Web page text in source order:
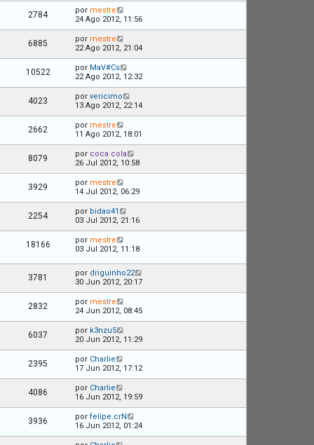
2784 por mestre
24 Ago 2012, 11:56
6885 por mestre
22 Ago 2012, 21:04
10522 por MaV#Cs
22 Ago 2012, 12:32
4023 por vericimo
13 Ago 2012, 22:14
2662 por mestre
11 Ago 2012, 18:01
8079 por coca cola
26 Jul 2012, 10:58
3929 por mestre
14 Jul 2012, 06:29
2254 por bidao41
03 Jul 2012, 21:16
18166 por mestre
03 Jul 2012, 11:18
3781 por driguinho22
30 Jun 2012, 20:17
2832 por mestre
24 Jun 2012, 08:45
6037 por k3nzu5
20 Jun 2012, 11:29
2395 por Charlie
17 Jun 2012, 17:12
4086 por Charlie
16 Jun 2012, 19:59
3936 por felipe.crN
16 Jun 2012, 01:24